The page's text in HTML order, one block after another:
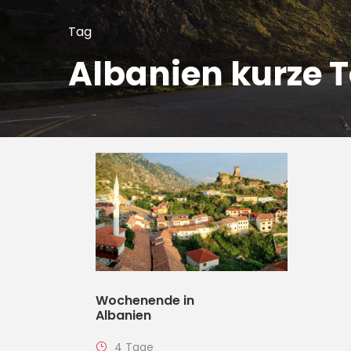
Tag
Albanien kurze
Wochenende in
Albanien
4 Tage